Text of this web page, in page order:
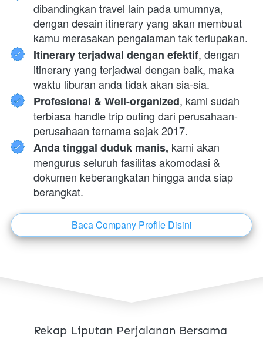
dibandingkan travel lain pada umumnya,
dengan desain itinerary yang akan membuat
kamu merasakan pengalaman tak terlupakan.
Itinerary terjadwal dengan efektif, dengan
itinerary yang terjadwal dengan baik, maka
waktu liburan anda tidak akan sia-sia.
Profesional & Well-organized, kami sudah
terbiasa handle trip outing dari perusahaan-
perusahaan ternama sejak 2017.
Anda tinggal duduk manis, kami akan
mengurus seluruh fasilitas akomodasi &
dokumen keberangkatan hingga anda siap
berangkat.
`Baca Company Profile Disini
Rekap Liputan Perjalanan Bersama